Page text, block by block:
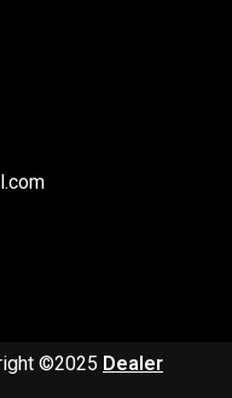
©2025 Dealer